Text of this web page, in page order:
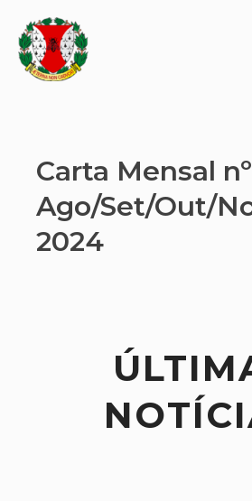
Carta Mensal
Ago/Set/Out/
2024